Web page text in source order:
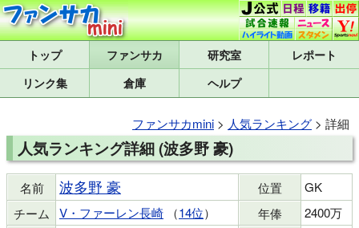
トップ 研究室
レポート
リンク集
倉庫 ヘルプ
ファンサカmini > 人気ランキング > 詳細
人気ランキング詳細 (波多野 豪)
名前 波多野 豪 位置
GK
チーム
V・ファーレン長崎 （14位） 年俸 2400万